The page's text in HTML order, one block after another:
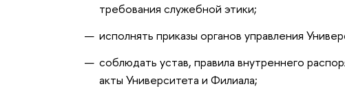
требования служебной этики;
исполнять приказы органов управления
соблюдать устав, правила внутреннего
акты Университета и Филиала;